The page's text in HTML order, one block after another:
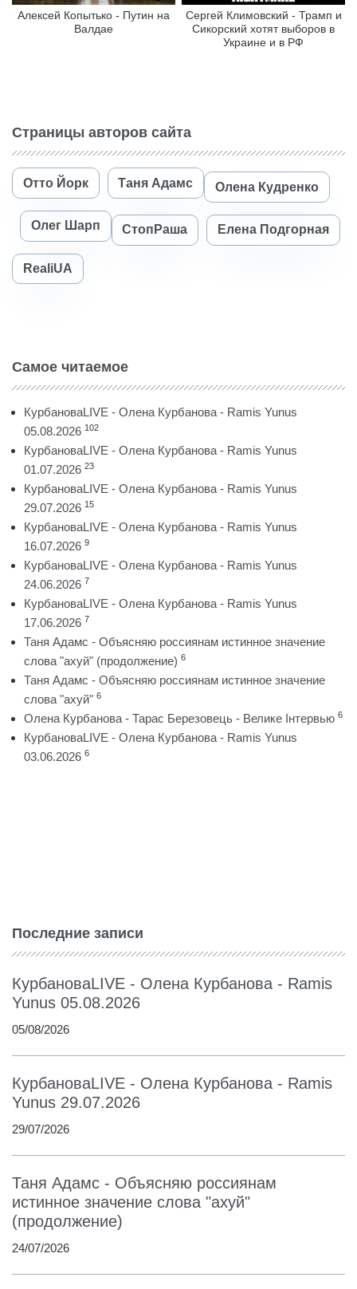
Алексей Копытько - Путин на
Валдае
Сергей Климовский - Трамп и
Сикорский хотят выборов в
Украине и в РФ
Страницы авторов сайта
Отто Йорк Таня Адамс Олена Кудренко
Олег Шарп СтопРаша Елена Подгорная
RealiUA
Самое читаемое
КурбановаLIVE - Олена Курбанова - Ramis Yunus
05.08.2026 102
КурбановаLIVE - Олена Курбанова - Ramis Yunus
01.07.2026 23
КурбановаLIVE - Олена Курбанова - Ramis Yunus
29.07.2026 15
КурбановаLIVE - Олена Курбанова - Ramis Yunus
16.07.2026 9
КурбановаLIVE - Олена Курбанова - Ramis Yunus
24.06.2026 7
КурбановаLIVE - Олена Курбанова - Ramis Yunus
17.06.2026 7
Таня Адамс - Объясняю россиянам истинное значение
слова "ахуй" (продолжение) 6
Таня Адамс - Объясняю россиянам истинное значение
слова "ахуй" 6
Олена Курбанова - Тарас Березовець - Велике Інтервью 6
КурбановаLIVE - Олена Курбанова - Ramis Yunus
03.06.2026 6
Последние записи
КурбановаLIVE - Олена Курбанова - Ramis
Yunus 05.08.2026
05/08/2026
КурбановаLIVE - Олена Курбанова - Ramis
Yunus 29.07.2026
29/07/2026
Таня Адамс - Объясняю россиянам
истинное значение слова "ахуй"
(продолжение)
24/07/2026